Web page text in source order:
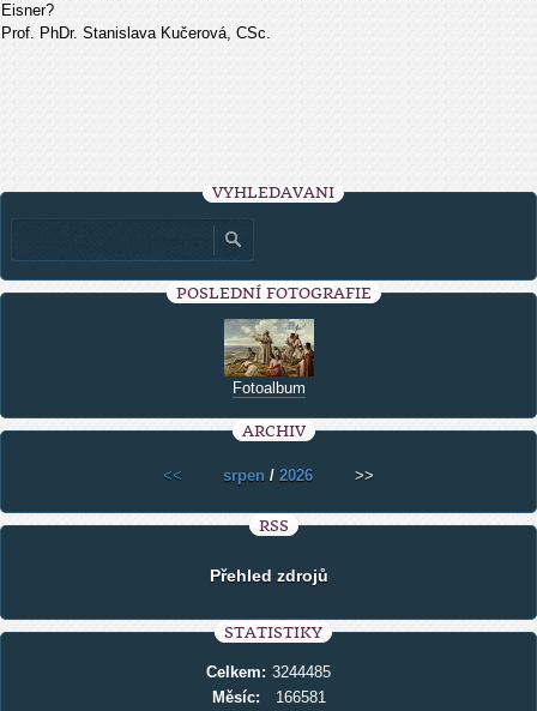
Eisner?
Prof. PhDr. Stanislava Kučerová, CSc.
VYHLEDÁVÁNÍ
POSLEDNÍ FOTOGRAFIE
Fotoalbum
ARCHIV
<< srpen / 2026 >>
RSS
Přehled zdrojů
STATISTIKY
Celkem: 3244485
Měsíc:
166581